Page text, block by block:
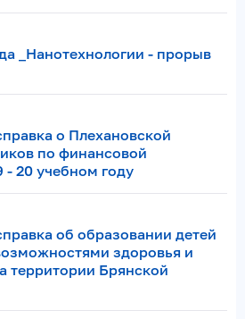
_Нанотехнологии - прорыв
о Плехановской
по финансовой
- 20 учебном году
об образовании детей
здоровья и
территории Брянской